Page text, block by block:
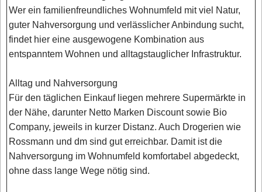
Wer ein familienfreundliches Wohnumfeld mit viel Natur,
guter Nahversorgung und verlässlicher Anbindung sucht,
findet hier eine ausgewogene Kombination aus
entspanntem Wohnen und alltagstauglicher Infrastruktur.
Alltag und Nahversorgung
Für den täglichen Einkauf liegen mehrere Supermärkte in
der Nähe, darunter Netto Marken Discount sowie Bio
Company, jeweils in kurzer Distanz. Auch Drogerien wie
Rossmann und dm sind gut erreichbar. Damit ist die
Nahversorgung im Wohnumfeld komfortabel abgedeckt,
ohne dass lange Wege nötig sind.